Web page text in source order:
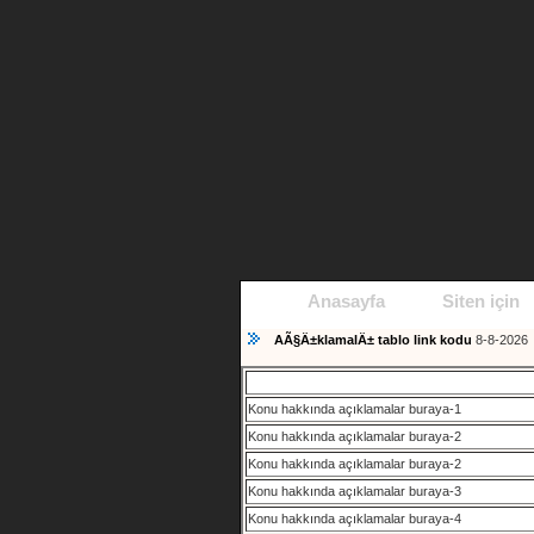
Anasayfa Siten için
AÃ§Ä±klamalÄ± tablo link kodu 8-8-2026
Konu hakkında açıklamalar buraya-1
Konu hakkında açıklamalar buraya-2
Konu hakkında açıklamalar buraya-2
Konu hakkında açıklamalar buraya-3
Konu hakkında açıklamalar buraya-4